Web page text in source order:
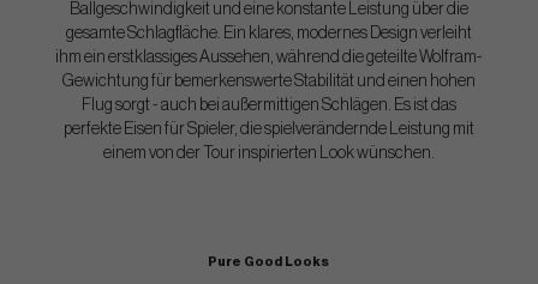
Ballgeschwindigkeit und eine konstante Leistung über die
gesamte Schlagfläche. Ein klares, modernes Design verleiht
ihm ein erstklassiges Aussehen, während die geteilte Wolfram-
Gewichtung für bemerkenswerte Stabilität und einen hohen
Flug sorgt - auch bei außermittigen Schlägen. Es ist das
perfekte Eisen für Spieler, die spielverändernde Leistung mit
einem von der Tour inspirierten Look wünschen.
Pure Good Looks